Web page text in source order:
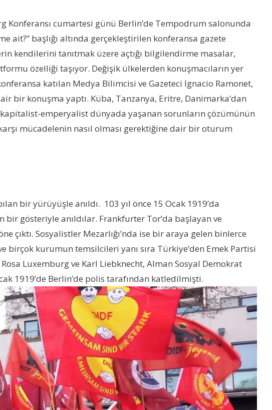
Konferansı cumartesi günü Berlin’de Tempodrum salonunda
ait?” başlığı altında gerçekleştirilen konferansa gazete
kendilerini tanıtmak üzere açtığı bilgilendirme masalar,
özelliği taşıyor. Değişik ülkelerden konuşmacıların yer
katılan Medya Bilimcisi ve Gazeteci Ignacio Ramonet,
bir konuşma yaptı. Küba, Tanzanya, Eritre, Danimarka’dan
kapitalist-emperyalist dünyada yaşanan sorunların çözümünün
mücadelenin nasıl olması gerektiğine dair bir oturum
bir yürüyüşle anıldı. 103 yıl önce 15 Ocak 1919’da
gösteriyle anıldılar. Frankfurter Tor’da başlayan ve
çıktı. Sosyalistler Mezarlığı’nda ise bir araya gelen binlerce
kurumun temsilcileri yanı sıra Türkiye’den Emek Partisi
Rosa Luxemburg ve Karl Liebknecht, Alman Sosyal Demokrat
1919’de Berlin’de polis tarafından katledilmişti.